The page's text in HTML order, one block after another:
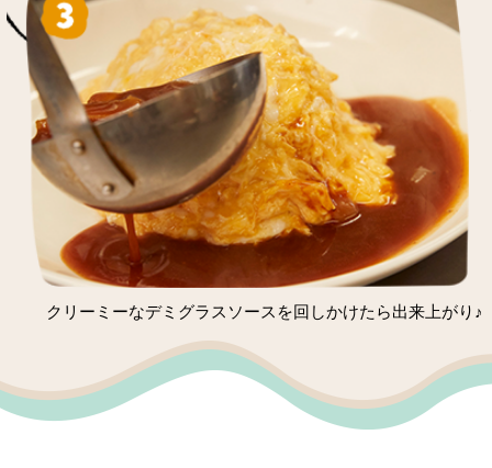
クリーミーなデミグラスソースを回しかけたら出来上がり♪